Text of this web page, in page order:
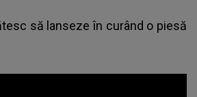
să lanseze în curând o piesă